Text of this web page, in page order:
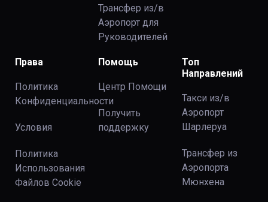
Трансфер из/в
Аэропорт для
Руководителей
Права
Политика
Конфиденциальности
Условия
Политика
Использования
Файлов Сookie
Помощь
Центр Помощи
Получить
поддержку
Топ
Направлений
Такси из/в
Аэропорт
Шарлеруа
Трансфер из
Аэропорта
Мюнхена